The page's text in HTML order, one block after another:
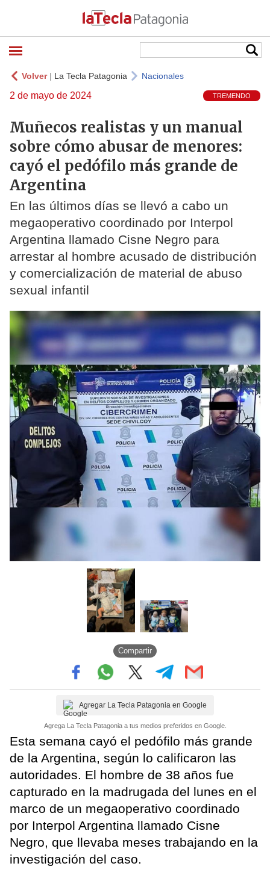
Volver| La Tecla Patagonia Nacionales
2 de mayo de 2024 TREMENDO
Muñecos realistas y un manual
sobre cómo abusar de menores:
cayó el pedófilo más grande de
Argentina
En las últimos días se llevó a cabo un
megaoperativo coordinado por Interpol
Argentina llamado Cisne Negro para
arrestar al hombre acusado de distribución
y comercialización de material de abuso
sexual infantil
Compartir
Agregar La Tecla Patagonia en Google
Agrega La Tecla Patagonia a tus medios preferidos en Google.
Esta semana cayó el pedófilo más grande
de la Argentina, según lo calificaron las
autoridades. El hombre de 38 años fue
capturado en la madrugada del lunes en el
marco de un megaoperativo coordinado
por Interpol Argentina llamado Cisne
Negro, que llevaba meses trabajando en la
investigación del caso.